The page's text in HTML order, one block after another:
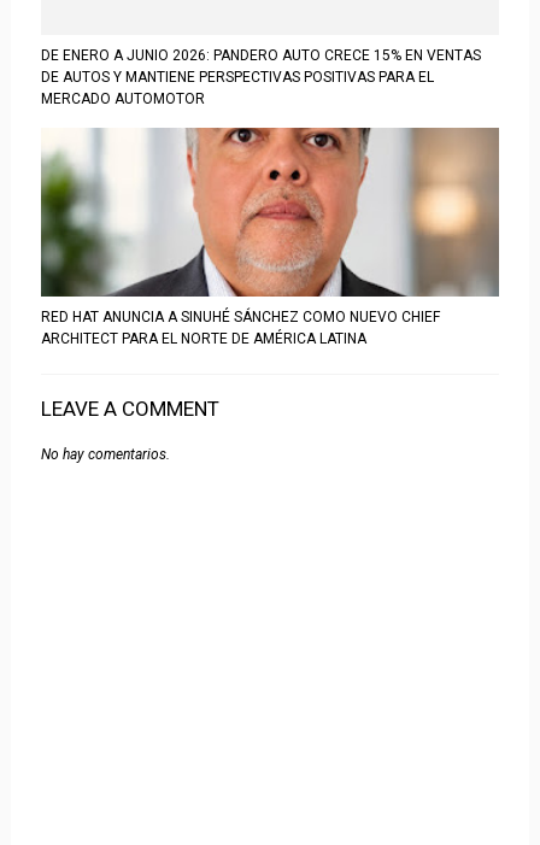
DE ENERO A JUNIO 2026: PANDERO AUTO CRECE 15% EN VENTAS
DE AUTOS Y MANTIENE PERSPECTIVAS POSITIVAS PARA EL
MERCADO AUTOMOTOR
RED HAT ANUNCIA A SINUHÉ SÁNCHEZ COMO NUEVO CHIEF
ARCHITECT PARA EL NORTE DE AMÉRICA LATINA
LEAVE A COMMENT
No hay comentarios.